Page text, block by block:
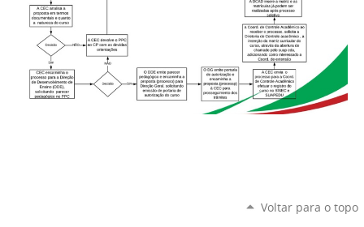
Voltar para o topo